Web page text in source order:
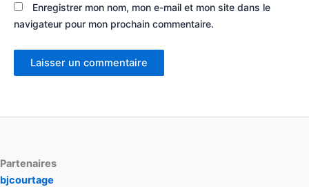
Enregistrer mon nom, mon e-mail et mon site dans le
navigateur pour mon prochain commentaire.
Partenaires
bjcourtage